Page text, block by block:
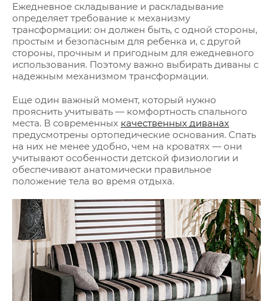
Ежедневное складывание и раскладывание
определяет требование к механизму
трансформации: он должен быть, с одной стороны,
простым и безопасным для ребенка и, с другой
стороны, прочным и пригодным для ежедневного
использования. Поэтому важно выбирать диваны с
надежным механизмом трансформации.
Еще один важный момент, который нужно
прояснить учитывать — комфортность спального
места. В современных качественных диванах
предусмотрены ортопедические основания. Спать
на них не менее удобно, чем на кроватях — они
учитывают особенности детской физиологии и
обеспечивают анатомически правильное
положение тела во время отдыха.